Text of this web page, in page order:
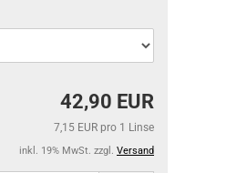
42,90 EUR
7,15 EUR pro 1 Linse
inkl. 19% MwSt. zzgl. Versand